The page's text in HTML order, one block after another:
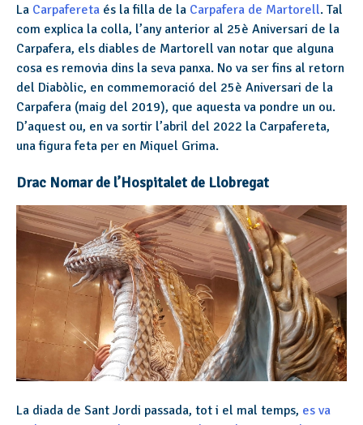
La Carpafereta és la filla de la Carpafera de Martorell. Tal
com explica la colla, l’any anterior al 25è Aniversari de la
Carpafera, els diables de Martorell van notar que alguna
cosa es removia dins la seva panxa. No va ser fins al retorn
del Diabòlic, en commemoració del 25è Aniversari de la
Carpafera (maig del 2019), que aquesta va pondre un ou.
D’aquest ou, en va sortir l’abril del 2022 la Carpafereta,
una figura feta per en Miquel Grima.
Drac Nomar de l’Hospitalet de Llobregat
La diada de Sant Jordi passada, tot i el mal temps, es va